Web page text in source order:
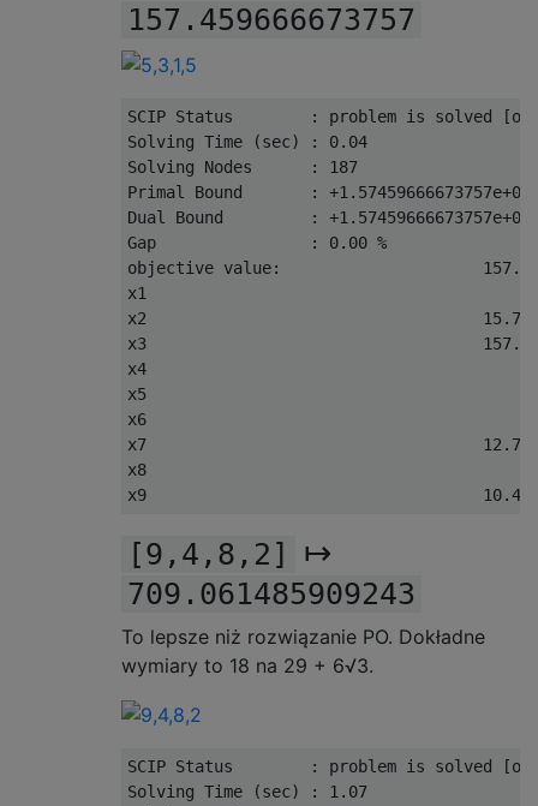
157.459666673757
SCIP Status : problem is solved [
Solving Time (sec) :
0.04
Solving
Nodes :
187
Primal
Bound : +1.57459666673757e+02
Dual
Bound : +1.57459666673757e+02
Gap
: 0.00 %
objective value:
x2
x3
x7
x9
[9,4,8,2] ↦
709.061485909243
To lepsze niż rozwiązanie PO. Dokładne
wymiary to 18 na 29 + 6√3.
SCIP Status : problem is solved [
Solving Time (sec) :
1.07